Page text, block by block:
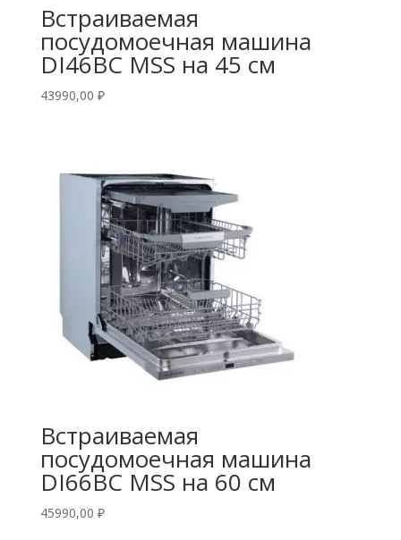
Встраиваемая
посудомоечная машина
DI46BC MSS на 45 см
43990,00 ₽
Встраиваемая
посудомоечная машина
DI66BC MSS на 60 см
45990,00 ₽